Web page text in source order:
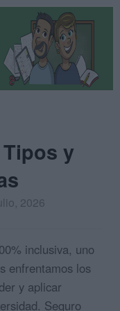
Tipos y
2026
inclusiva, uno
enfrentamos los
y aplicar
Seguro